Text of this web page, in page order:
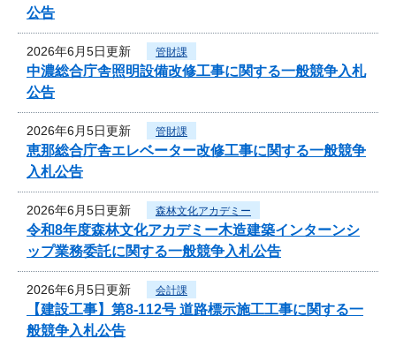
公告
2026年6月5日更新 管財課
中濃総合庁舎照明設備改修工事に関する一般競争入札
公告
2026年6月5日更新 管財課
恵那総合庁舎エレベーター改修工事に関する一般競争
入札公告
2026年6月5日更新 森林文化アカデミー
令和8年度森林文化アカデミー木造建築インターンシ
ップ業務委託に関する一般競争入札公告
2026年6月5日更新 会計課
【建設工事】第8-112号 道路標示施工工事に関する一
般競争入札公告